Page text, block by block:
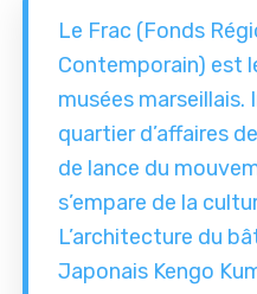
Le Frac (Fonds
Contemporain) est
musées
quartier d’affaires
de lance du
s’empare de la
L’architecture du
Japonais Kengo